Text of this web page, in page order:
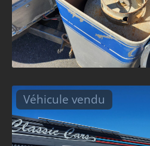
Véhicule vendu